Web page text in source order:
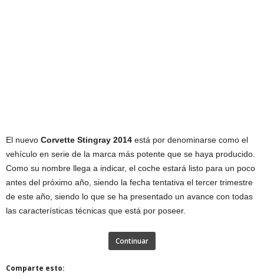
El nuevo Corvette Stingray 2014 está por denominarse como el
vehículo en serie de la marca más potente que se haya producido.
Como su nombre llega a indicar, el coche estará listo para un poco
antes del próximo año, siendo la fecha tentativa el tercer trimestre
de este año, siendo lo que se ha presentado un avance con todas
las características técnicas que está por poseer.
Continuar
Comparte esto: